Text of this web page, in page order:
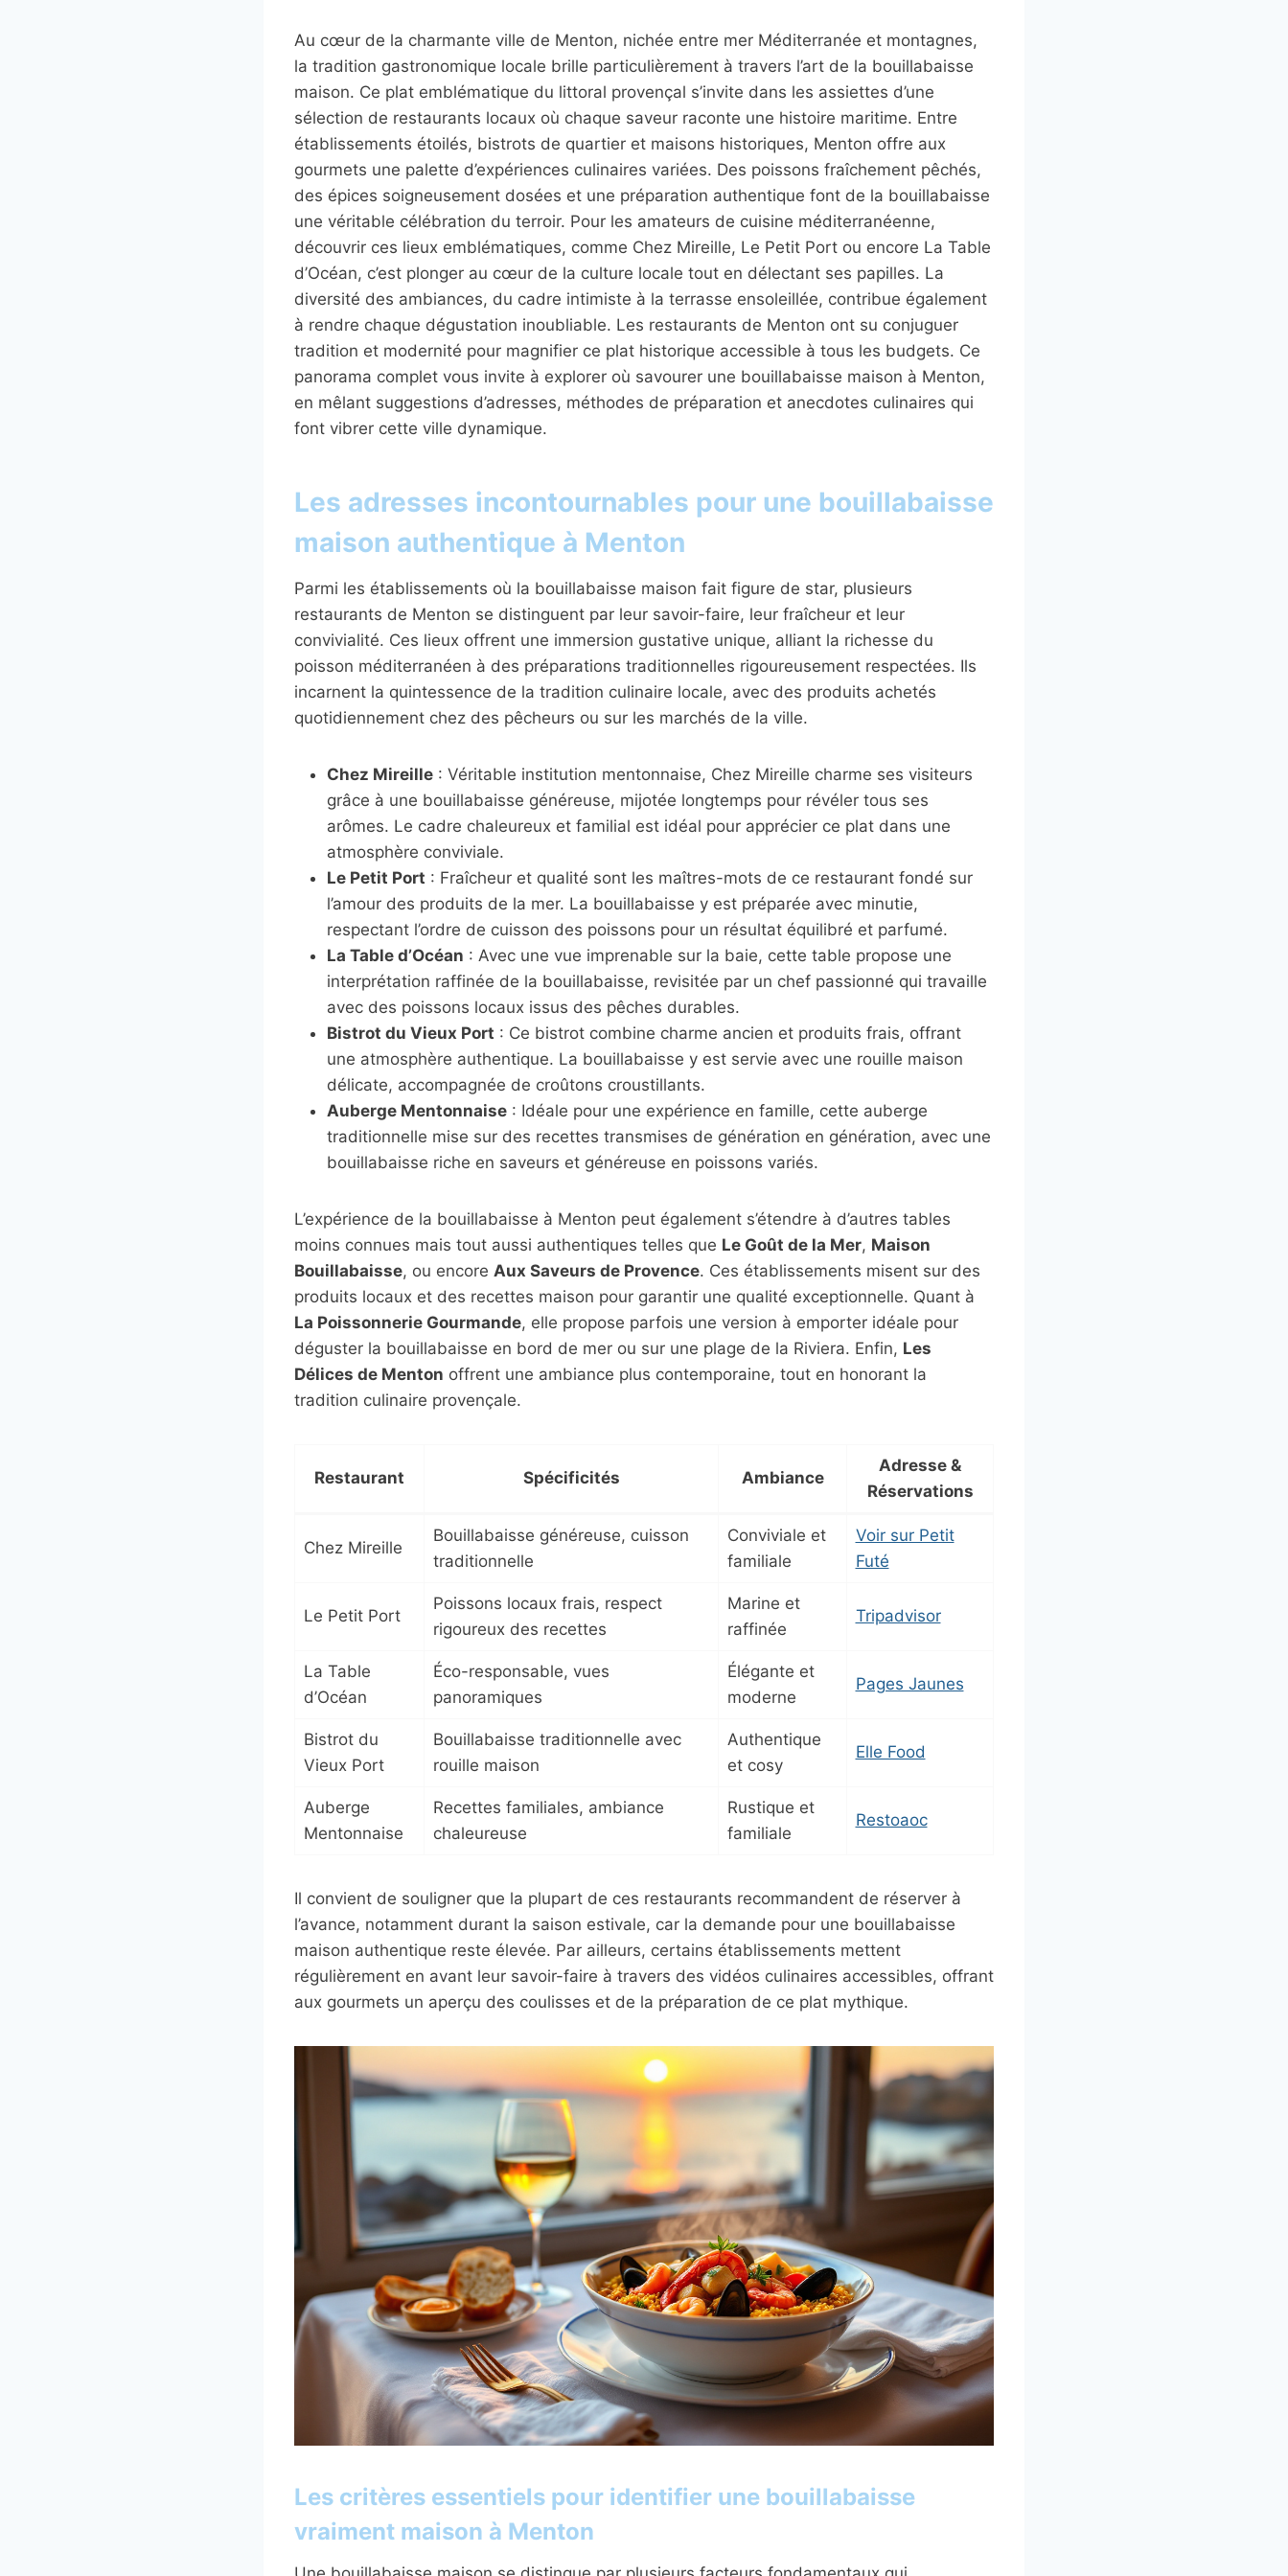
Au cœur de la charmante ville de Menton, nichée entre mer Méditerranée et montagnes,
la tradition gastronomique locale brille particulièrement à travers l’art de la bouillabaisse
maison. Ce plat emblématique du littoral provençal s’invite dans les assiettes d’une
sélection de restaurants locaux où chaque saveur raconte une histoire maritime. Entre
établissements étoilés, bistrots de quartier et maisons historiques, Menton offre aux
gourmets une palette d’expériences culinaires variées. Des poissons fraîchement pêchés,
des épices soigneusement dosées et une préparation authentique font de la bouillabaisse
une véritable célébration du terroir. Pour les amateurs de cuisine méditerranéenne,
découvrir ces lieux emblématiques, comme Chez Mireille, Le Petit Port ou encore La Table
d’Océan, c’est plonger au cœur de la culture locale tout en délectant ses papilles. La
diversité des ambiances, du cadre intimiste à la terrasse ensoleillée, contribue également
à rendre chaque dégustation inoubliable. Les restaurants de Menton ont su conjuguer
tradition et modernité pour magnifier ce plat historique accessible à tous les budgets. Ce
panorama complet vous invite à explorer où savourer une bouillabaisse maison à Menton,
en mêlant suggestions d’adresses, méthodes de préparation et anecdotes culinaires qui
font vibrer cette ville dynamique.
Les adresses incontournables pour une bouillabaisse
maison authentique à Menton
Parmi les établissements où la bouillabaisse maison fait figure de star, plusieurs
restaurants de Menton se distinguent par leur savoir-faire, leur fraîcheur et leur
convivialité. Ces lieux offrent une immersion gustative unique, alliant la richesse du
poisson méditerranéen à des préparations traditionnelles rigoureusement respectées. Ils
incarnent la quintessence de la tradition culinaire locale, avec des produits achetés
quotidiennement chez des pêcheurs ou sur les marchés de la ville.
Chez Mireille : Véritable institution mentonnaise, Chez Mireille charme ses visiteurs
grâce à une bouillabaisse généreuse, mijotée longtemps pour révéler tous ses
arômes. Le cadre chaleureux et familial est idéal pour apprécier ce plat dans une
atmosphère conviviale.
Le Petit Port : Fraîcheur et qualité sont les maîtres-mots de ce restaurant fondé sur
l’amour des produits de la mer. La bouillabaisse y est préparée avec minutie,
respectant l’ordre de cuisson des poissons pour un résultat équilibré et parfumé.
La Table d’Océan : Avec une vue imprenable sur la baie, cette table propose une
interprétation raffinée de la bouillabaisse, revisitée par un chef passionné qui travaille
avec des poissons locaux issus des pêches durables.
Bistrot du Vieux Port : Ce bistrot combine charme ancien et produits frais, offrant
une atmosphère authentique. La bouillabaisse y est servie avec une rouille maison
délicate, accompagnée de croûtons croustillants.
Auberge Mentonnaise : Idéale pour une expérience en famille, cette auberge
traditionnelle mise sur des recettes transmises de génération en génération, avec une
bouillabaisse riche en saveurs et généreuse en poissons variés.
L’expérience de la bouillabaisse à Menton peut également s’étendre à d’autres tables
moins connues mais tout aussi authentiques telles que Le Goût de la Mer, Maison
Bouillabaisse, ou encore Aux Saveurs de Provence. Ces établissements misent sur des
produits locaux et des recettes maison pour garantir une qualité exceptionnelle. Quant à
La Poissonnerie Gourmande, elle propose parfois une version à emporter idéale pour
déguster la bouillabaisse en bord de mer ou sur une plage de la Riviera. Enfin, Les
Délices de Menton offrent une ambiance plus contemporaine, tout en honorant la
tradition culinaire provençale.
Restaurant Spécificités Ambiance
Adresse &
Réservations
Chez Mireille
Bouillabaisse généreuse, cuisson
traditionnelle
Conviviale et
familiale
Voir sur Petit
Futé
Le Petit Port
Poissons locaux frais, respect
rigoureux des recettes
Marine et
raffinée
Tripadvisor
La Table
d’Océan
Éco-responsable, vues
panoramiques
Élégante et
moderne
Pages Jaunes
Bistrot du
Vieux Port
Bouillabaisse traditionnelle avec
rouille maison
Authentique
et cosy
Elle Food
Auberge
Mentonnaise
Recettes familiales, ambiance
chaleureuse
Rustique et
familiale
Restoaoc
Il convient de souligner que la plupart de ces restaurants recommandent de réserver à
l’avance, notamment durant la saison estivale, car la demande pour une bouillabaisse
maison authentique reste élevée. Par ailleurs, certains établissements mettent
régulièrement en avant leur savoir-faire à travers des vidéos culinaires accessibles, offrant
aux gourmets un aperçu des coulisses et de la préparation de ce plat mythique.
Les critères essentiels pour identifier une bouillabaisse
vraiment maison à Menton